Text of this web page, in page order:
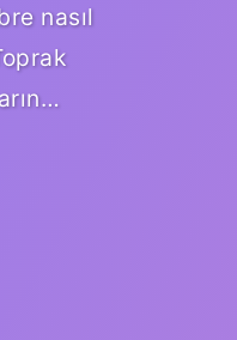
nasıl